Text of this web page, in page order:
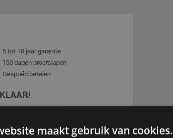
5 tot 10 jaar garantie
150 dagen proefslapen
Gespreid betalen
t/m vrijdag van 09:00 tot 17:00
maakt gebruik van cookies.